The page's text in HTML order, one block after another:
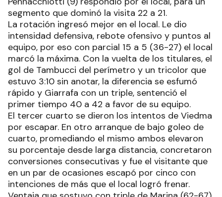
segmento que dominó la visita 22 a 21.
La rotación ingresó mejor en el local. Le dio
intensidad defensiva, rebote ofensivo y puntos al
equipo, por eso con parcial 15 a 5 (36-27) el local
marcó la máxima. Con la vuelta de los titulares, el
gol de Tambucci del perímetro y un tricolor que
estuvo 3:10 sin anotar, la diferencia se esfumó
rápido y Giarrafa con un triple, sentenció el
primer tiempo 40 a 42 a favor de su equipo.
El tercer cuarto se dieron los intentos de Viedma
por escapar. En otro arranque de bajo goleo de
cuarto, promediando el mismo ambos elevaron
su porcentaje desde larga distancia, concretaron
conversiones consecutivas y fue el visitante que
en un par de ocasiones escapó por cinco con
intenciones de más que el local logró frenar.